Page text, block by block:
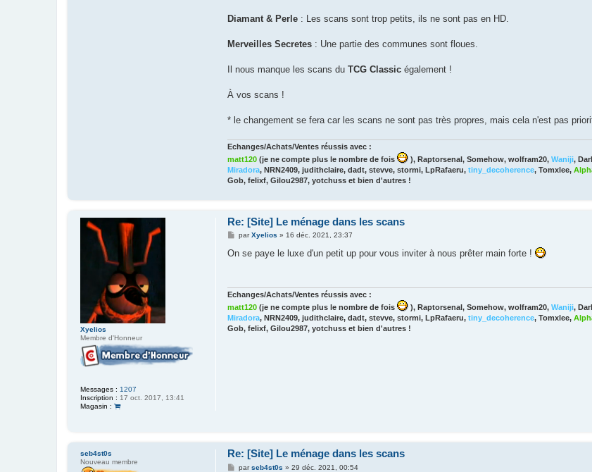
Diamant & Perle : Les scans sont trop petits, ils ne sont pas en HD.
Merveilles Secretes : Une partie des communes sont floues.
Il nous manque les scans du TCG Classic également !
À vos scans !
* le changement se fera car les scans ne sont pas très propres, mais cela n'est pas
Echanges/Achats/Ventes réussis avec :
matt120 (je ne compte plus le nombre de fois ), Raptorsenal, Somehow, wolfram20, Waniji,
Miradora, NRN2409, judithclaire, dadt, stevve, stormi, LpRafaeru, tiny_decoherence, Tomxlee,
Gob, felixf, Gilou2987, yotchuss et bien d'autres !
Xyelios
Membre d'Honneur
Messages : 1207
Inscription : 17 oct. 2017, 13:41
Magasin :
Re: [Site] Le ménage dans les scans
M
s
parXyelios » 16 déc. 2021, 23:37
On se paye le luxe d'un petit up pour vous inviter à nous prêter main forte !
Echanges/Achats/Ventes réussis avec :
matt120 (je ne compte plus le nombre de fois ), Raptorsenal, Somehow, wolfram20, Waniji,
Miradora, NRN2409, judithclaire, dadt, stevve, stormi, LpRafaeru, tiny_decoherence, Tomxlee,
Gob, felixf, Gilou2987, yotchuss et bien d'autres !
seb4st0s
Nouveau membre
Re: [Site] Le ménage dans les scans
Mparseb4st0s » 29 déc. 2021, 00:54